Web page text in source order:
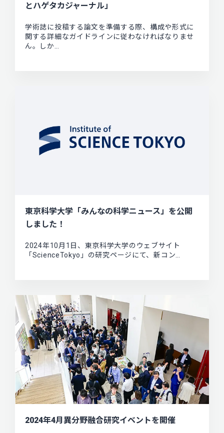
とハゲタカジャーナル」
学術誌に投稿する論文を準備する際、構成や形式に
関する詳細なガイドラインに従わなければなりませ
ん。しか…
東京科学大学「みんなの科学ニュース」を公開
しました！
2024年10月1日、東京科学大学のウェブサイト
「ScienceTokyo」の研究ページにて、新コン…
2024年4月異分野融合研究イベントを開催